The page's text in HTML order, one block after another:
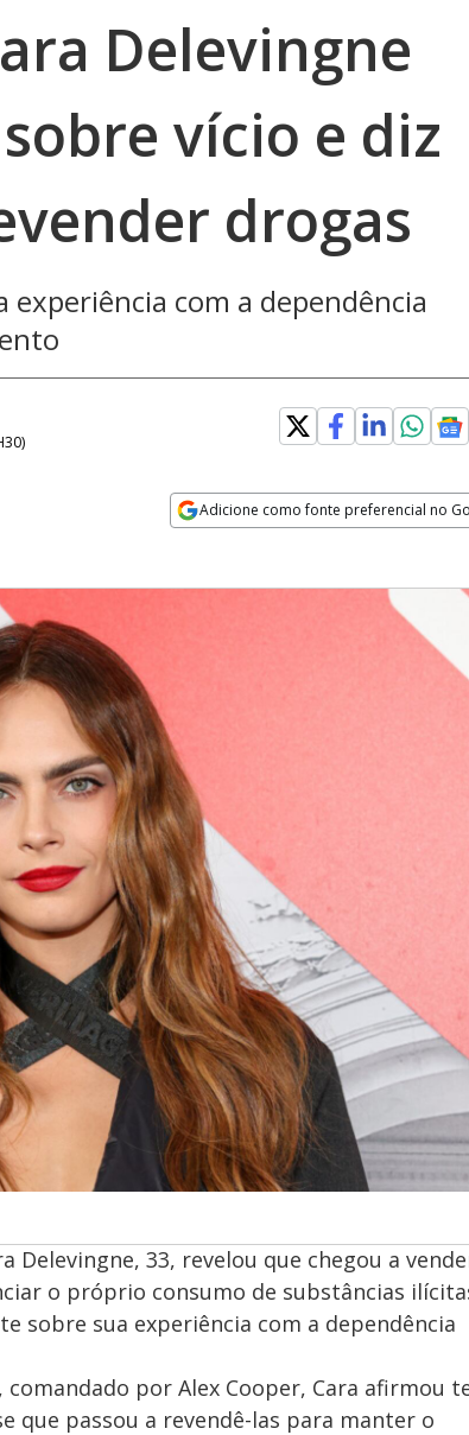
Delevingne
vício e diz
drogas
com a dependência
)
Adicione como fonte preferencial no
Delevingne, 33, revelou que chegou a
o próprio consumo de substâncias
sobre sua experiência com a dependência
por Alex Cooper, Cara afirmou
que passou a revendê-las para manter o